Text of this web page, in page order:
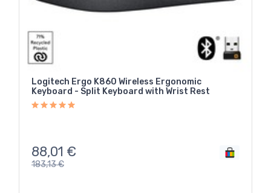
Logitech Ergo K860 Wireless Ergonomic
Keyboard - Split Keyboard with Wrist Rest
88,01 €
183,13€